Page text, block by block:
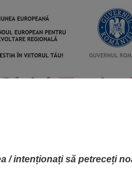
/ intenționați să petreceți